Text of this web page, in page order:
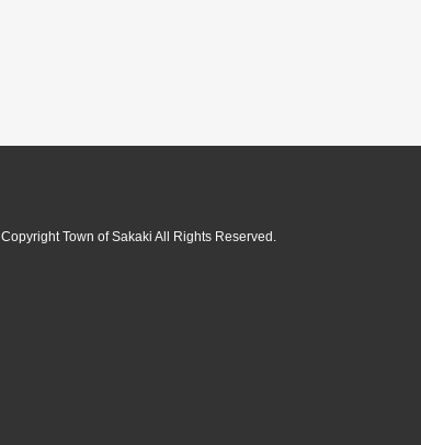
Copyright Town of Sakaki All Rights Reserved.